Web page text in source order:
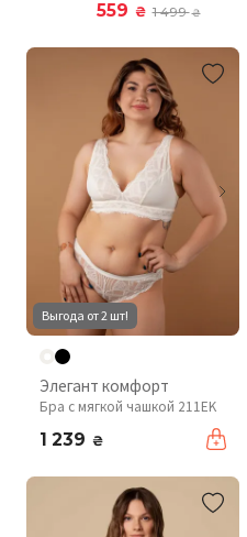
559 ₴ 1 499₴
Выгода от 2 шт!
Элегант комфорт
Бра с мягкой чашкой 211EK
1 239 ₴